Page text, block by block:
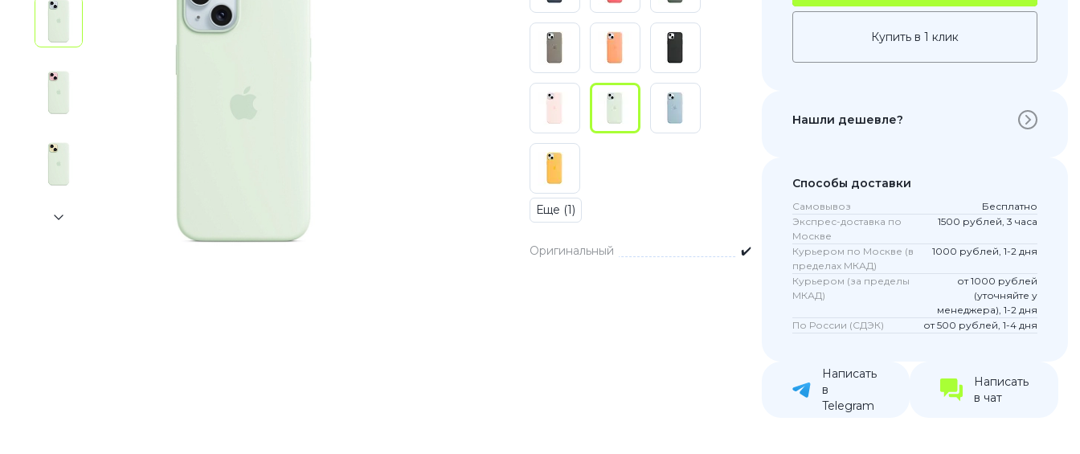
iPhone 12
iPhone 11
Pixel 9
Pixel 8
Pixel 7
Pixel 6
X Series
Еще (1)
Оригинальный ✔️
Купить в 1 клик
Нашли дешевле?
Способы доставки
Самовывоз
Бесплатно
Экспрес-доставка по
Москве
1500 рублей, 3 часа
Курьером по Москве (в
пределах МКАД)
1000 рублей, 1-2 дня
Курьером (за пределы
МКАД)
от 1000 рублей
(уточняйте у
менеджера), 1-2 дня
По России (СДЭК)
от 500 рублей, 1-4 дня
Написать
в
Telegram
Написать
в чат